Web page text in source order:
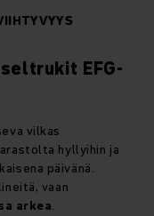
EFG-
vilkas
hyllyihin ja
päivänä.
vaan
arkea.